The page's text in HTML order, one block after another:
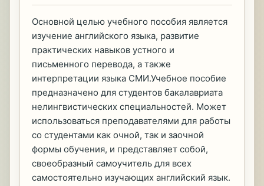
Основной целью учебного пособия является
изучение английского языка, развитие
практических навыков устного и
письменного перевода, а также
интерпретации языка СМИ.Учебное пособие
предназначено для студентов бакалавриата
нелингвистических специальностей. Может
использоваться преподавателями для работы
со студентами как очной, так и заочной
формы обучения, и представляет собой,
своеобразный самоучитель для всех
самостоятельно изучающих английский язык.